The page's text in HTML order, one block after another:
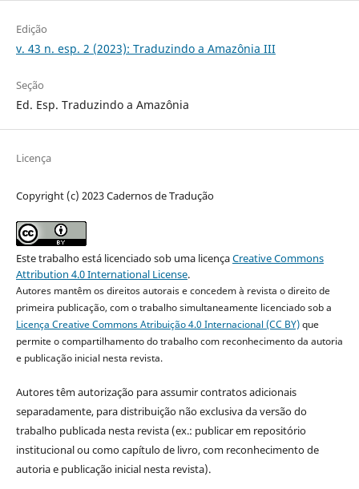
Edição
v. 43 n. esp. 2 (2023): Traduzindo a Amazônia III
Seção
Ed. Esp. Traduzindo a Amazônia
Licença
Copyright (c) 2023 Cadernos de Tradução
Este trabalho está licenciado sob uma licençaCreative Commons
Attribution 4.0 International License.
Autores mantêm os direitos autorais e concedem à revista o direito de
primeira publicação, com o trabalho simultaneamente licenciado sob a
Licença Creative Commons Atribuição 4.0 Internacional (CC BY)que
permite o compartilhamento do trabalho com reconhecimento da autoria
e publicação inicial nesta revista.
Autores têm autorização para assumir contratos adicionais
separadamente, para distribuição não exclusiva da versão do
trabalho publicada nesta revista (ex.: publicar em repositório
institucional ou como capítulo de livro, com reconhecimento de
autoria e publicação inicial nesta revista).